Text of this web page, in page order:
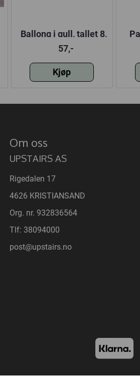
Ballong i gull, tallet 8,
100 cm
57,-
Kjøp
Om oss
UPSTAIRS AS
Rigedalen 17
4626 KRISTIANSAND
Org. nr. 932836564
Tlf: 38094000
post@upstairs.no